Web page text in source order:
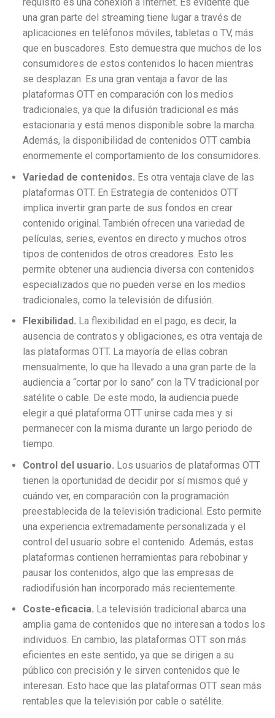
una gran parte del streaming tiene lugar a través de
aplicaciones en teléfonos móviles, tabletas o TV, más
que en buscadores. Esto demuestra que muchos de los
consumidores de estos contenidos lo hacen mientras
se desplazan. Es una gran ventaja a favor de las
plataformas OTT en comparación con los medios
tradicionales, ya que la difusión tradicional es más
estacionaria y está menos disponible sobre la marcha.
Además, la disponibilidad de contenidos OTT cambia
enormemente el comportamiento de los consumidores.
Variedad de contenidos. Es otra ventaja clave de las
plataformas OTT. En Estrategia de contenidos OTT
implica invertir gran parte de sus fondos en crear
contenido original. También ofrecen una variedad de
películas, series, eventos en directo y muchos otros
tipos de contenidos de otros creadores. Esto les
permite obtener una audiencia diversa con contenidos
especializados que no pueden verse en los medios
tradicionales, como la televisión de difusión.
Flexibilidad. La flexibilidad en el pago, es decir, la
ausencia de contratos y obligaciones, es otra ventaja de
las plataformas OTT. La mayoría de ellas cobran
mensualmente, lo que ha llevado a una gran parte de la
audiencia a “cortar por lo sano” con la TV tradicional por
satélite o cable. De este modo, la audiencia puede
elegir a qué plataforma OTT unirse cada mes y si
permanecer con la misma durante un largo periodo de
tiempo.
Control del usuario. Los usuarios de plataformas OTT
tienen la oportunidad de decidir por sí mismos qué y
cuándo ver, en comparación con la programación
preestablecida de la televisión tradicional. Esto permite
una experiencia extremadamente personalizada y el
control del usuario sobre el contenido. Además, estas
plataformas contienen herramientas para rebobinar y
pausar los contenidos, algo que las empresas de
radiodifusión han incorporado más recientemente.
Coste-eficacia. La televisión tradicional abarca una
amplia gama de contenidos que no interesan a todos los
individuos. En cambio, las plataformas OTT son más
eficientes en este sentido, ya que se dirigen a su
público con precisión y le sirven contenidos que le
interesan. Esto hace que las plataformas OTT sean más
rentables que la televisión por cable o satélite.